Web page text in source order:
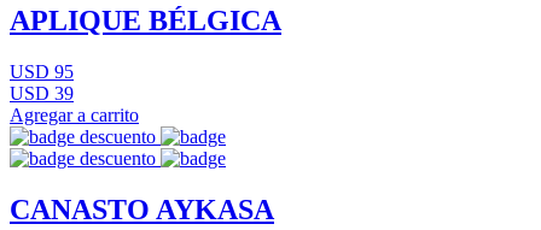
APLIQUE BÉLGICA
USD 95
USD 39
Agregar a carrito
CANASTO AYKASA